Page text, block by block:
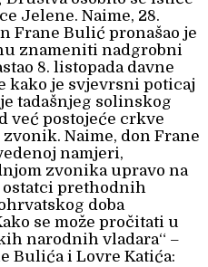
Jelene. Naime, 28.
Frane Bulić pronašao je
znameniti nadgrobni
8. listopada davne
kako je svjevrsni poticaj
tadašnjeg solinskog
već postojeće crkve
Naime, don Frane
namjeri,
zvonika upravo na
ostatci prethodnih
doba
se može pročitati u
narodnih vladara“ –
Bulića i Lovre Katića: